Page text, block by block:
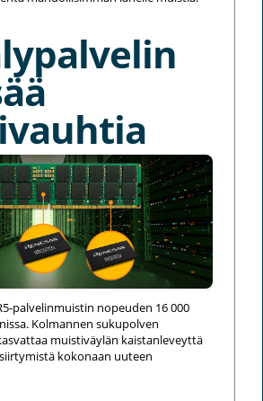
palvelinmuistin nopeuden 16 000
Kolmannen sukupolven
muistiväylän kaistanleveyttä
kokonaan uuteen